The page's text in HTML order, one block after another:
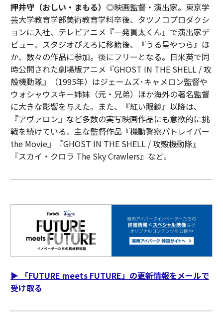
押井守（おしい・まもる） ◎映画監督・演出家。東京学
芸大学教育学部美術教育学科卒後、タツノコプロダクシ
ョンに入社、テレビアニメ『一発貫太くん』で演出家デ
ビュー。スタジオぴえろに移籍後、『うる星やつら』ほ
か、数々の作品に参加。後にフリーとなる。日米英で同
時公開された劇場版アニメ『GHOST IN THE SHELL / 攻
殻機動隊』（1995年）はジェームズ･キャメロン監督や
ウォシャウスキー姉妹（元・兄弟）ほか海外の著名監督
に大きな影響を与えた。また、『紅い眼鏡』以降は、
『アヴァロン』など多数の実写映画作品にも意欲的に挑
戦を続けている。主な監督作品『機動警察パトレイバー
the Movie』『GHOST IN THE SHELL / 攻殻機動隊』
『スカイ・クロラ The Sky Crawlers』など。
▶︎ 「FUTURE meets FUTURE」の更新情報をメールで
受け取る